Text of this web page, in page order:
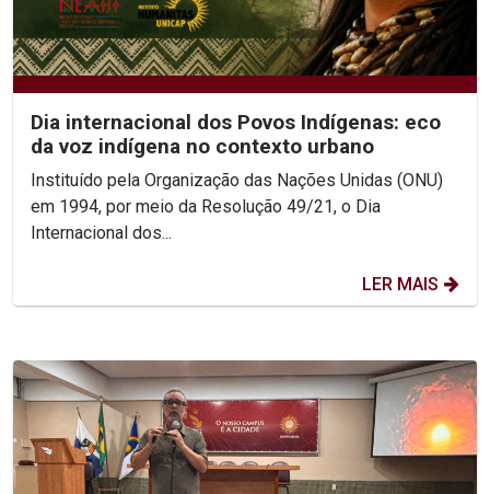
Dia internacional dos Povos Indígenas: eco
da voz indígena no contexto urbano
Instituído pela Organização das Nações Unidas (ONU)
em 1994, por meio da Resolução 49/21, o Dia
Internacional dos...
LER MAIS